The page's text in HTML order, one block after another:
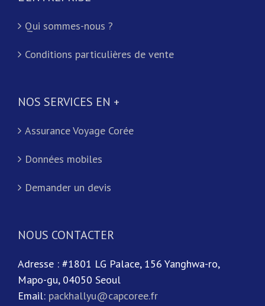
Qui sommes-nous ?
Conditions particulières de vente
NOS SERVICES EN +
Assurance Voyage Corée
Données mobiles
Demander un devis
NOUS CONTACTER
Adresse : #1801 LG Palace, 156 Yanghwa-ro,
Mapo-gu, 04050 Seoul
Email: packhallyu@capcoree.fr